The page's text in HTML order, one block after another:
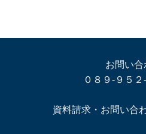
お問い合
０８９-９５２
資料請求・お問い合